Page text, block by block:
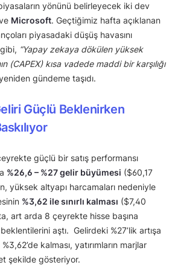
piyasaların yönünü belirleyecek iki dev
Microsoft. Geçtiğimiz hafta açıklanan
piyasadaki düşüş havasını
“Yapay zekaya dökülen yüksek
(CAPEX) kısa vadede maddi bir karşılığı
gündeme taşıdı.
Güçlü Beklenirken
güçlü bir satış performansı
%26,6 – %27 gelir büyümesi ($60,17
yüksek altyapı harcamaları nedeniyle
%3,62 ile sınırlı kalması ($7,40
art arda 8 çeyrekte hisse başına
aştı. Gelirdeki %27’lik artışa
kalması, yatırımların marjlar
şekilde gösteriyor.